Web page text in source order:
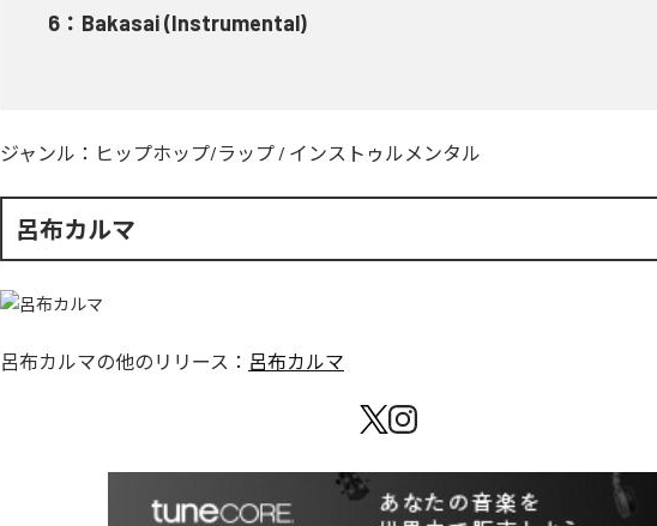
6 ： Bakasai (Instrumental)
ジャンル： ヒップホップ/ラップ / インストゥルメンタル
呂布カルマ
呂布カルマの他のリリース： 呂布カルマ